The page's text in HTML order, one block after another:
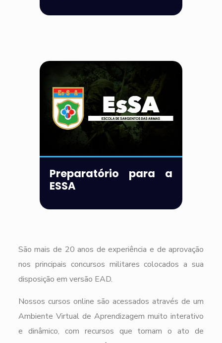
Preparatório para a
ESSA
São mais de 20 anos de experiência e de aprovação
nos principais concursos militares colocados a sua
disposição em versão EAD.
Nossos cursos online são acessados através de um
Ambiente Virtual de Aprendizagem muito interativo
e dinâmico, com recursos que tornam o ato de